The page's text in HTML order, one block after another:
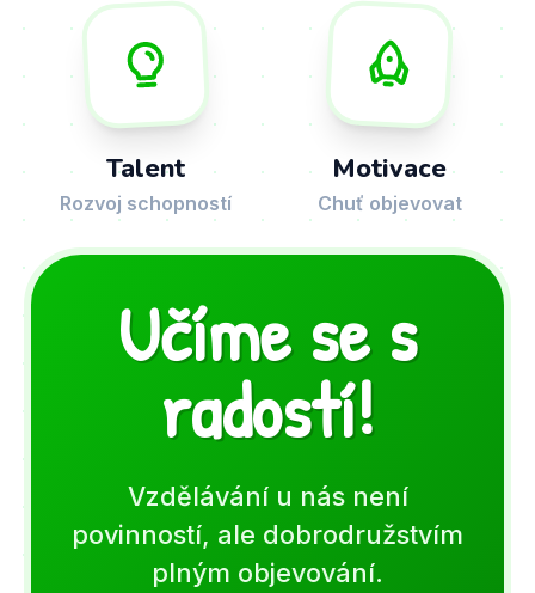
Talent
Rozvoj schopností
Motivace
Chuť objevovat
Učíme se s
radostí!
Vzdělávání u nás není
povinností, ale dobrodružstvím
plným objevování.